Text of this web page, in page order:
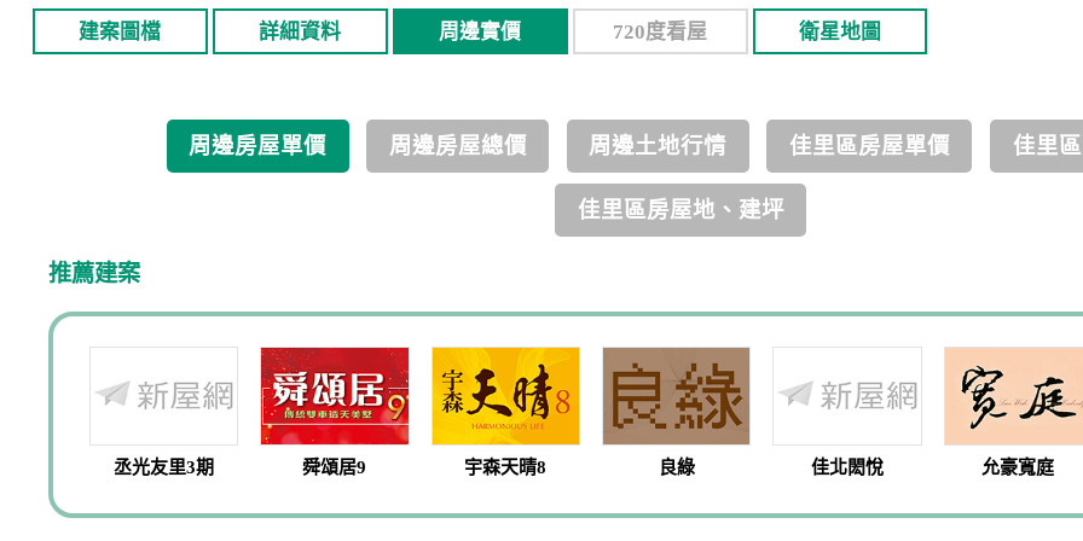
建案圖檔 詳細資料 周邊實價 720度看屋 衛星地圖
周邊房屋單價 周邊房屋總價 周邊土地行情 佳里區房屋單價 佳里
佳里區房屋地、建坪
推薦建案
丞光友里3期 舜頌居9 宇森天晴8 良綠 佳北閎悅 允豪寬庭